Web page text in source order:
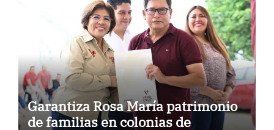
Garantiza Rosa María patrimonio
de familias en colonias de